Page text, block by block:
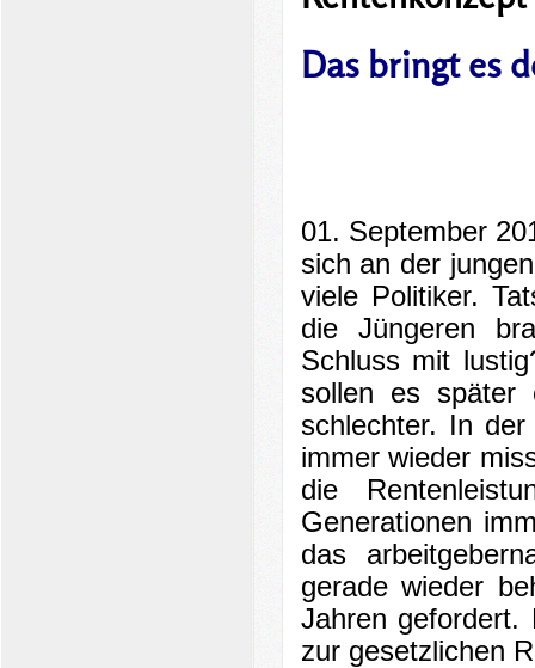
Das bringt es
01. September
sich an der
viele Politiker.
die Jüngeren
Schluss mit
sollen es später
schlechter. In der
immer wieder
die
Generationen
das
gerade wieder
Jahren
zur gesetzlichen